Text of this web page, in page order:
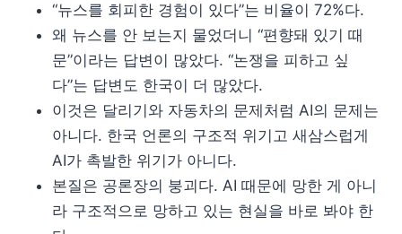
“뉴스를 회피한 경험이 있다”는 비율이 72%다.
왜 뉴스를 안 보는지 물었더니 “편향돼 있기 때
문”이라는 답변이 많았다. “논쟁을 피하고 싶
다”는 답변도 한국이 더 많았다.
이것은 달리기와 자동차의 문제처럼 AI의 문제는
아니다. 한국 언론의 구조적 위기고 새삼스럽게
AI가 촉발한 위기가 아니다.
본질은 공론장의 붕괴다. AI 때문에 망한 게 아니
라 구조적으로 망하고 있는 현실을 바로 봐야 한